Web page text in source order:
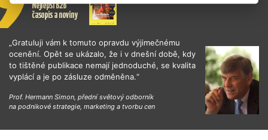
„Gratuluji vám k tomuto opravdu výjimečnému
ocenění. Opět se ukázalo, že i v dnešní době, kdy
to tištěné publikace nemají jednoduché, se kvalita
vyplácí a je po zásluze odměněna.“
Prof. Hermann Simon, přední světový odborník
na podnikové strategie, marketing a tvorbu cen